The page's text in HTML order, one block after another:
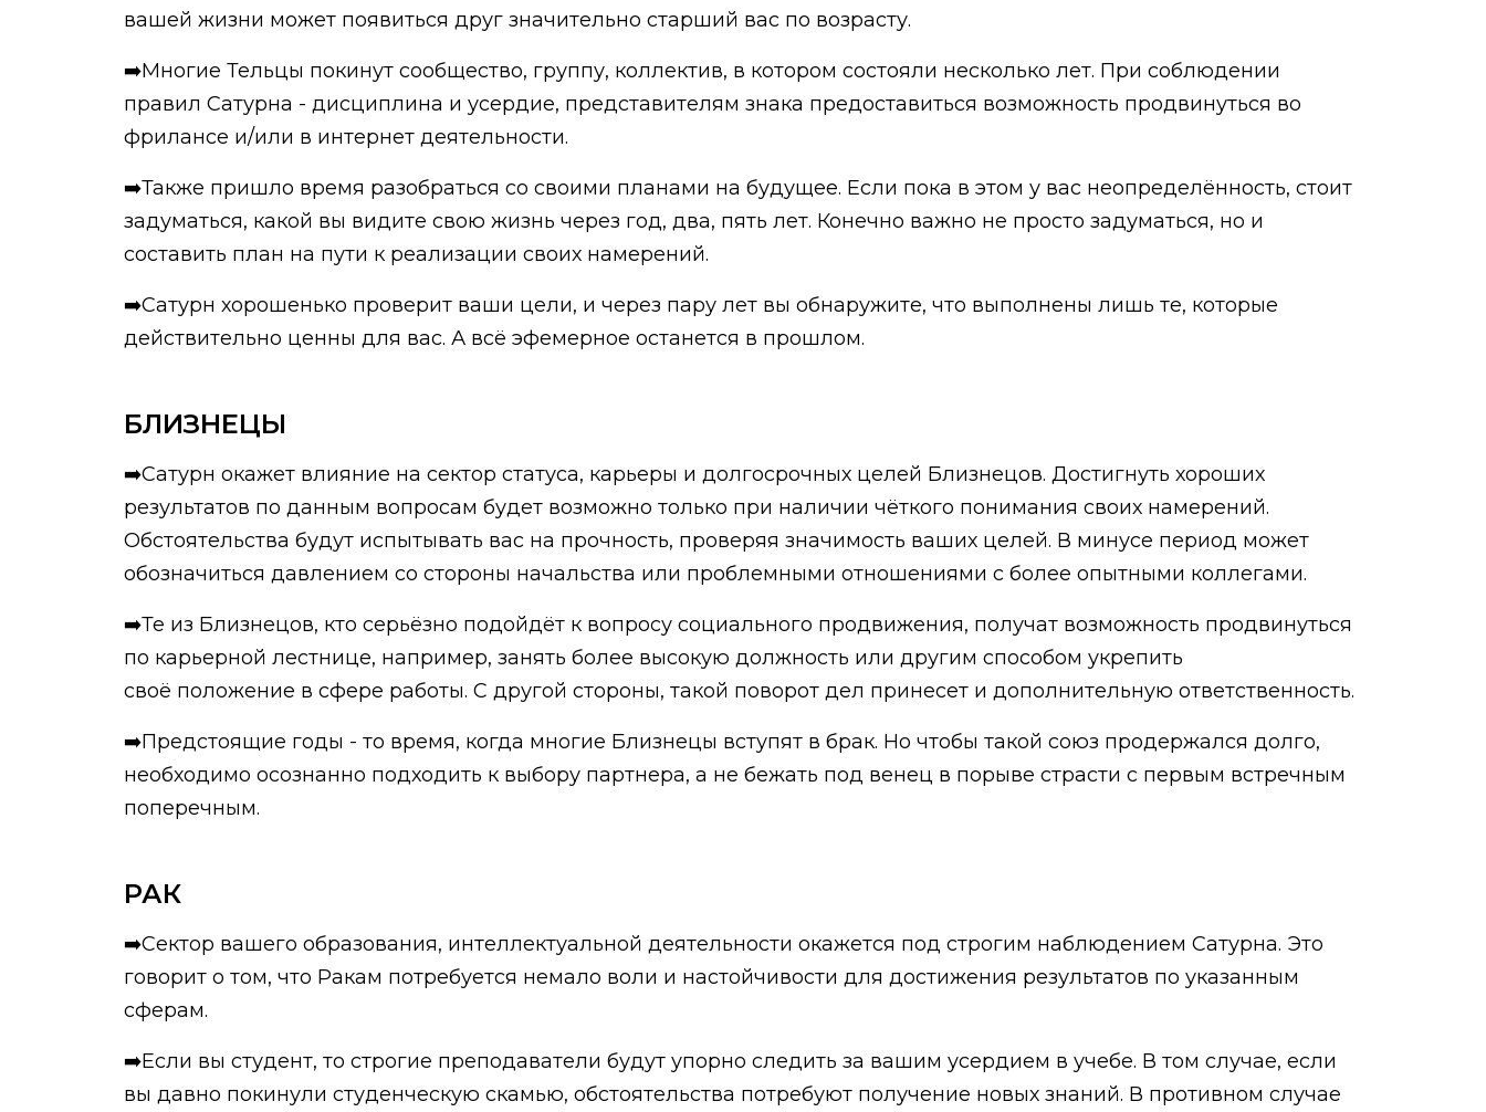
вашей жизни может появиться друг значительно старший вас по возрасту.
➡️Многие Тельцы покинут сообщество, группу, коллектив, в котором состояли несколько лет. При соблюдении
правил Сатурна - дисциплина и усердие, представителям знака предоставиться возможность продвинуться во
фрилансе и/или в интернет деятельности.
➡️Также пришло время разобраться со своими планами на будущее. Если пока в этом у вас неопределённость, стоит
задуматься, какой вы видите свою жизнь через год, два, пять лет. Конечно важно не просто задуматься, но и
составить план на пути к реализации своих намерений.
➡️Сатурн хорошенько проверит ваши цели, и через пару лет вы обнаружите, что выполнены лишь те, которые
действительно ценны для вас. А всё эфемерное останется в прошлом.
БЛИЗНЕЦЫ
➡️Сатурн окажет влияние на сектор статуса, карьеры и долгосрочных целей Близнецов. Достигнуть хороших
результатов по данным вопросам будет возможно только при наличии чёткого понимания своих намерений.
Обстоятельства будут испытывать вас на прочность, проверяя значимость ваших целей. В минусе период может
обозначиться давлением со стороны начальства или проблемными отношениями с более опытными коллегами.
➡️Те из Близнецов, кто серьёзно подойдёт к вопросу социального продвижения, получат возможность продвинуться
по карьерной лестнице, например, занять более высокую должность или другим способом укрепить
своё положение в сфере работы. С другой стороны, такой поворот дел принесет и дополнительную ответственность.
➡️Предстоящие годы - то время, когда многие Близнецы вступят в брак. Но чтобы такой союз продержался долго,
необходимо осознанно подходить к выбору партнера, а не бежать под венец в порыве страсти с первым встречным
поперечным.
РАК
➡️Сектор вашего образования, интеллектуальной деятельности окажется под строгим наблюдением Сатурна. Это
говорит о том, что Ракам потребуется немало воли и настойчивости для достижения результатов по указанным
сферам.
➡️Если вы студент, то строгие преподаватели будут упорно следить за вашим усердием в учебе. В том случае, если
вы давно покинули студенческую скамью, обстоятельства потребуют получение новых знаний. В противном случае